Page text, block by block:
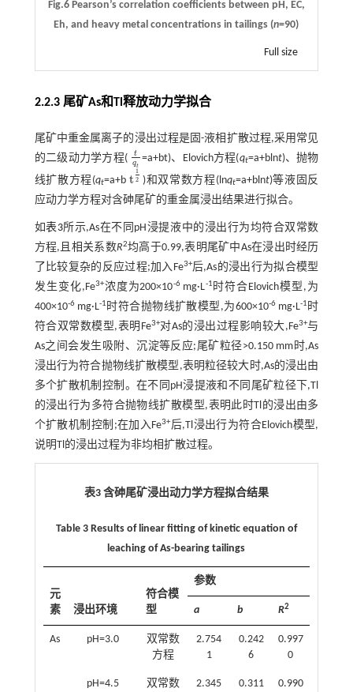
Fig.6 Pearson’s correlation coefficients between pH, EC,
Eh, and heavy metal concentrations in tailings (n=90)
Full size
2.2.3 尾矿As和Tl释放动力学拟合
尾矿中重金属离子的浸出过程是固-液相扩散过程,采用常见
的二级动力学方程(
t
qt
tqt=a+bt)、Elovich方程(qt=a+blnt)、抛物
线扩散方程(qt=a+b t
1
2
t12)和双常数方程(lnqt=a+blnt)等液固反
应动力学方程对含砷尾矿的重金属浸出结果进行拟合。
如表3所示,As在不同pH浸提液中的浸出行为均符合双常数
方程,且相关系数R2均高于0.99,表明尾矿中As在浸出时经历
了比较复杂的反应过程;加入Fe3+后,As的浸出行为拟合模型
发生变化,Fe3+浓度为200×10-6mg·L-1 时符合Elovich模型,为
400×10-6mg·L-1 时符合抛物线扩散模型,为600×10-6mg·L-1 时
符合双常数模型,表明Fe3+对As的浸出过程影响较大,Fe3+与
As之间会发生吸附、沉淀等反应;尾矿粒径>0.150 mm时,As
浸出行为符合抛物线扩散模型,表明粒径较大时,As的浸出由
多个扩散机制控制。在不同pH浸提液和不同尾矿粒径下,Tl
的浸出行为多符合抛物线扩散模型,表明此时Tl的浸出由多
个扩散机制控制;在加入Fe3+后,Tl浸出行为符合Elovich模型,
说明Tl的浸出过程为非均相扩散过程。
表3 含砷尾矿浸出动力学方程拟合结果
Table 3 Results of linear fitting of kinetic equation of
leaching of As-bearing tailings
元
素
浸出环境
符合模
型
参数
a b R2
As pH=3.0
双常数
方程
2.754
1
0.242
6
0.997
0
pH=4.5
双常数
2.345
0.311
0.990